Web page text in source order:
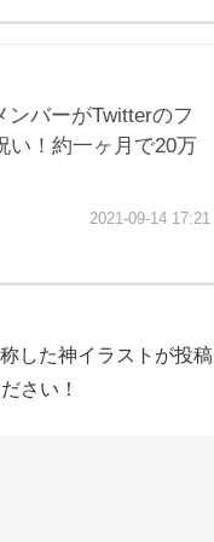
した神イラストが投稿
さい！